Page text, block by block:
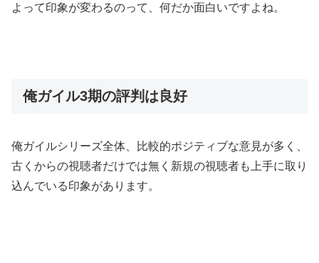
よって印象が変わるのって、何だか面白いですよね。
俺ガイル3期の評判は良好
俺ガイルシリーズ全体、比較的ポジティブな意見が多く、
古くからの視聴者だけでは無く新規の視聴者も上手に取り
込んでいる印象があります。